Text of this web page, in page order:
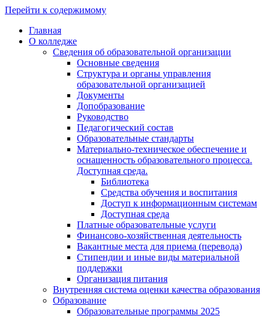
Перейти к содержимому
Главная
О колледже
Сведения об образовательной организации
Основные сведения
Структура и органы управления
образовательной организацией
Документы
Допобразование
Руководство
Педагогический состав
Образовательные стандарты
Материально-техническое обеспечение и
оснащенность образовательного процесса.
Доступная среда.
Библиотека
Средства обучения и воспитания
Доступ к информационным системам
Доступная среда
Платные образовательные услуги
Финансово-хозяйственная деятельность
Вакантные места для приема (перевода)
Стипендии и иные виды материальной
поддержки
Организация питания
Внутренняя система оценки качества образования
Образование
Образовательные программы 2025